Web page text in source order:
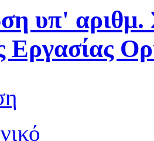
υπ'
Εργασίας